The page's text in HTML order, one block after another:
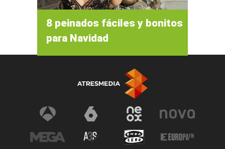
8 peinados fáciles y bonitos
para Navidad